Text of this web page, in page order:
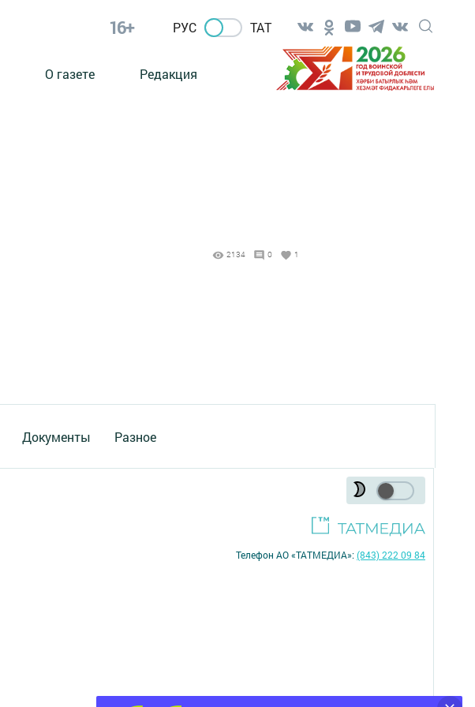
16+ РУС ТАТ
О газете Редакция
2134 0 1
Документы Разное
Телефон АО «ТАТМЕДИА»:(843) 222 09 84